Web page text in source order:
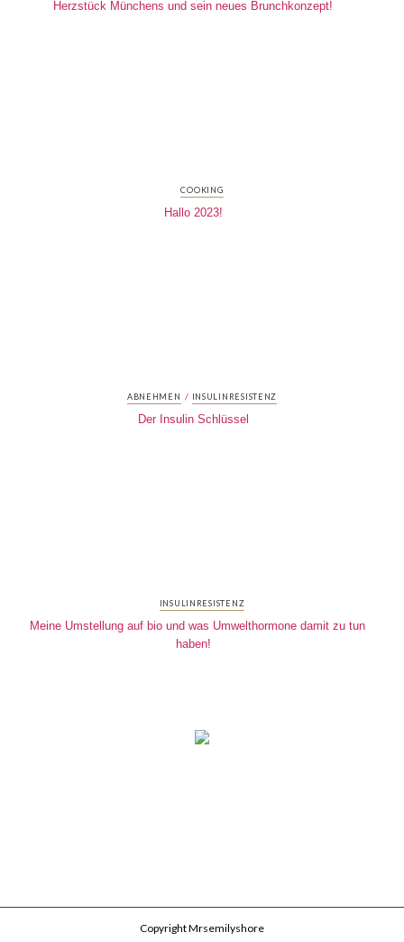
Herzstück Münchens und sein neues Brunchkonzept!
COOKING
Hallo 2023!
ABNEHMEN / INSULINRESISTENZ
Der Insulin Schlüssel
INSULINRESISTENZ
Meine Umstellung auf bio und was Umwelthormone damit zu tun
haben!
Copyright Mrsemilyshore